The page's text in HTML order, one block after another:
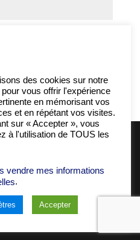
-
|Contact|Politique
Est, Bureau 250,
des cookies sur notre
vous offrir l'expérience
en mémorisant vos
et en répétant vos visites.
sur « Accepter », vous
à l'utilisation de TOUS les
vendre mes informations
.
Accepter